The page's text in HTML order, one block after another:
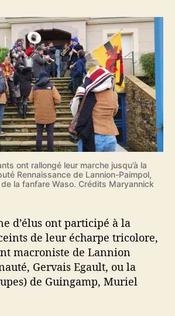
ont rallongé leur marche jusqu’à la
Rennaissance de Lannion-Paimpol,
la fanfare Waso. Crédits Maryannick
d’élus ont participé à la
de leur écharpe tricolore,
macroniste de Lannion
Gervais Egault, ou la
de Guingamp, Muriel